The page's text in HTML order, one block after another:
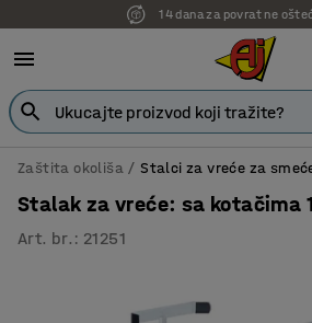
14 dana za povrat ne
Zaštita okoliša Stalci za vreće za
Stalak za vreće: sa kotačima
Art. br. : 21251